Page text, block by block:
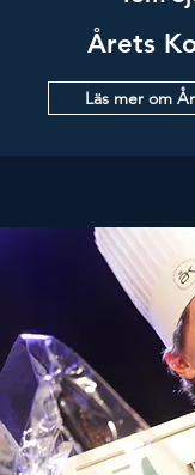
Årets
Läs mer om